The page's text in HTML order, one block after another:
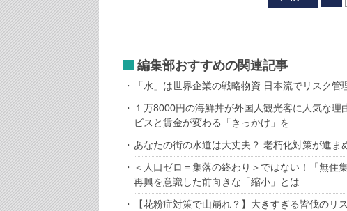
編集部おすすめの関連記事
「水」は世界企業の戦略物資 日本流でリスク管
１万8000円の海鮮丼が外国人観光客に人気な
ビスと賃金が変わる「きっかけ」を
あなたの街の水道は大丈夫？ 老朽化対策が進ま
＜人口ゼロ＝集落の終わり＞ではない！「無住
再興を意識した前向きな「縮小」とは
【花粉症対策で山崩れ？】大きすぎる皆伐のリ